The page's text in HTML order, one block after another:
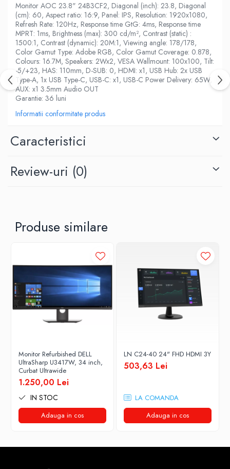
All-in-One REFURBISHED
Calculatoare All-in-One RENEW
Componente All-in-One
Monitoare
Monitoare NOI
Monitoare Refurbished
Monitoare Renew
Monitoare Second-Hand
Hard Disk-uri SERVER
Cabinete metalice
Procesoare server
Sisteme server
Stabilizatoare de tensiune
Periferice
Periferice PC
Hard Disk-uri & SSD-uri externe
Tastaturi
Accesorii UPS-uri
Statii GRAFICE
Statii GRAFICE NOI
Statii GRAFICE Refurbished
Imprimante&Consumabile
Tonere
Monitor AOC 23.8" 24B3CF2, Diagonal (inch): 23.8, Diagonal
(cm): 60, Aspect ratio: 16:9, Panel: IPS, Resolution: 1920x1080,
Refresh Rate: 120Hz, Response time GtG: 4ms, Response time
MPRT: 1ms, Brightness (max): 300 cd/m², Contrast (static) :
1500:1, Contrast (dynamic): 20M:1, Viewing angle: 178/178,
Color Gamut Type: Adobe RGB, Color Gamut Coverage: 0.878,
Colours: 16.7M, Speakers: 2Wx2, VESA Wallmount: 100x100, Tilt:
-5/+23, HAS: 110mm, D-SUB: 0, HDMI: x1, USB Hub: 2x USB
Type-A, 1x USB Type-C, USB-C: x1, USB-C Power Delivery: 65W,
AUX: x1 3.5mm Audio OUT
Garantie: 36 luni
Informatii conformitate produs
Caracteristici
Review-uri (0)
Produse similare
Monitor Refurbished DELL
UltraSharp U3417W, 34 inch,
Curbat Ultrawide
1.250,00 Lei
IN STOC
Adauga in cos
LN C24-40 24" FHD HDMI 3Y
503,63 Lei
LA COMANDA
Adauga in cos